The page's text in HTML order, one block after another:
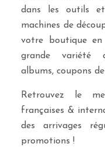
dans les outils
machines de
votre boutique en
grande variété
albums, coupons
Retrouvez le
françaises &
des arrivages
promotions !